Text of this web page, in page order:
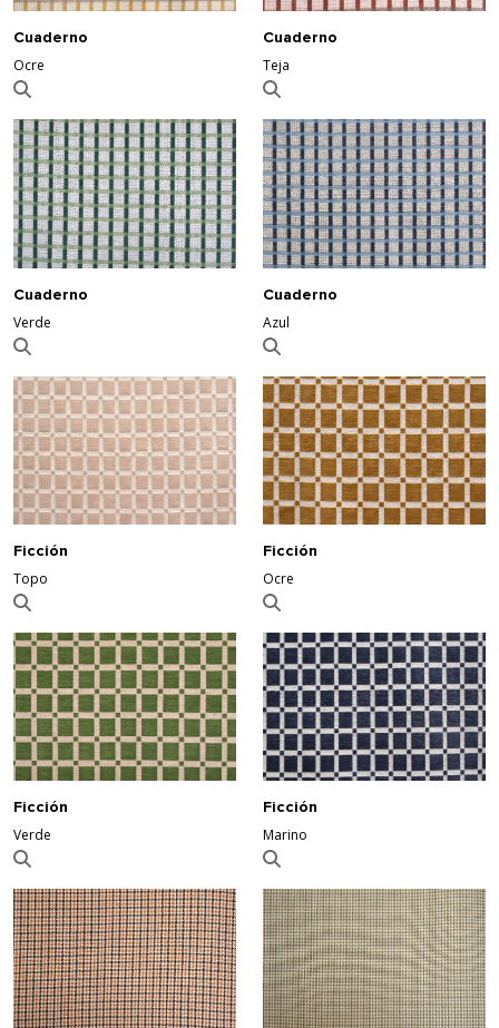
Cuaderno
Ocre
Cuaderno
Teja
Cuaderno
Verde
Cuaderno
Azul
Ficción
Topo
Ficción
Ocre
Ficción
Verde
Ficción
Marino